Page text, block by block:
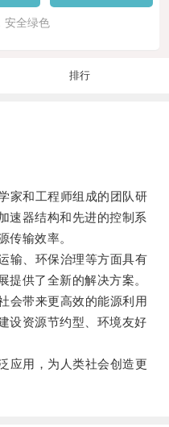
安全绿色
排行
和工程师组成的团队研
速器结构和先进的控制系
传输效率。
、环保治理等方面具有
提供了全新的解决方案。
带来更高效的能源利用
设资源节约型、环境友好
用，为人类社会创造更